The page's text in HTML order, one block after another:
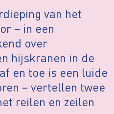
van het
– in een
over
hijskranen in de
en toe is een luide
– vertellen twee
reilen en zeilen